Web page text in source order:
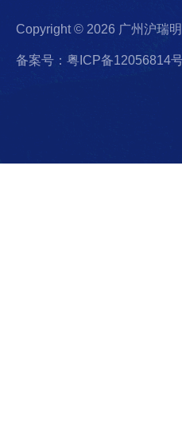
Copyright © 2026 广州沪瑞
备案号：粤ICP备12056814